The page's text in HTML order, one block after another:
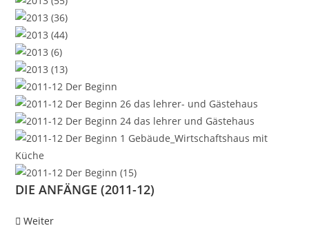
DIE ANFÄNGE (2011-12)
Weiter